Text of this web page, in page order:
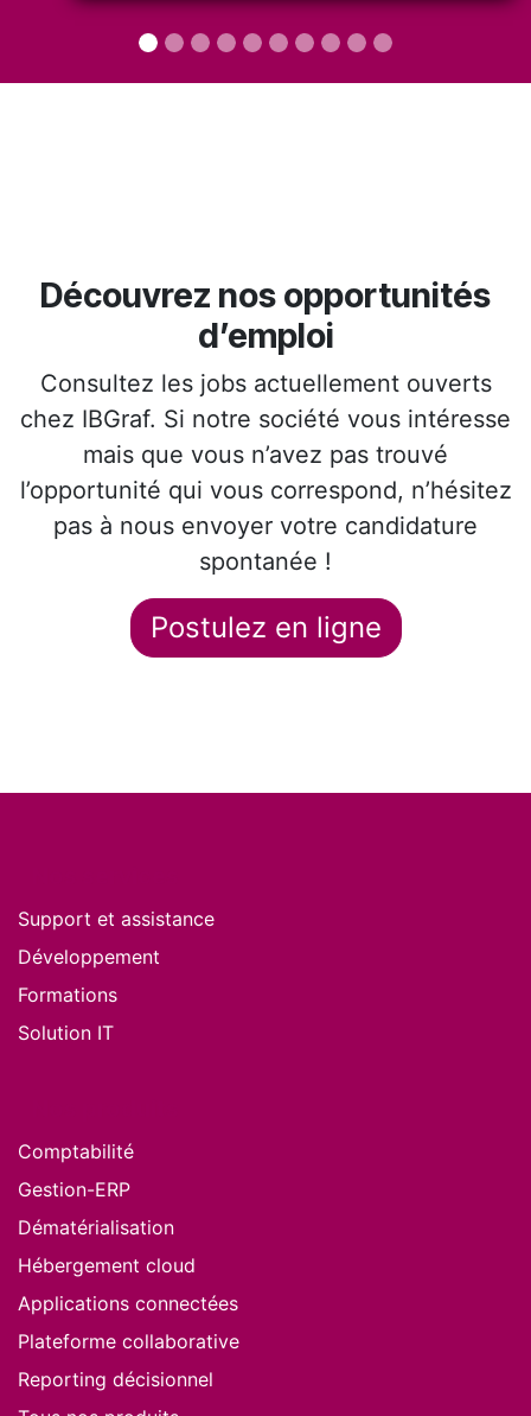
Découvrez nos opportunités
d’emploi
Consultez les jobs actuellement ouverts
chez IBGraf. Si notre société vous intéresse
mais que vous n’avez pas trouvé
l’opportunité qui vous correspond, n’hésitez
pas à nous envoyer votre candidature
spontanée !
Postulez en ligne
Support et assistance
Développement
Formations
Solution IT
Comptabilité
Gestion-ERP
Dématérialisation
Hébergement cloud
Applications connectées
Plateforme collaborative
Reporting décisionnel